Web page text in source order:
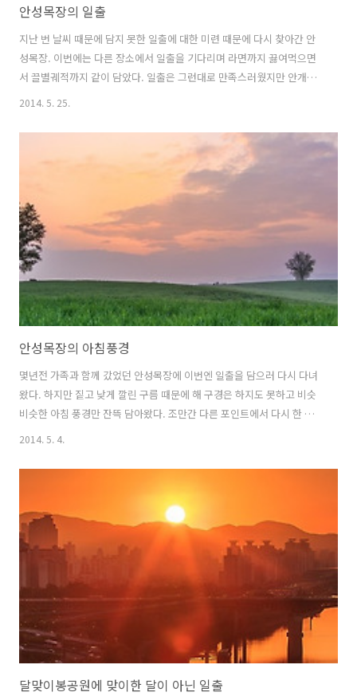
안성목장의 일출
지난 번 날씨 때문에 담지 못한 일출에 대한 미련 때문에 다시 찾아간 안
성목장. 이번에는 다른 장소에서 일출을 기다리며 라면까지 끓여먹으면
서 끌별궤적까지 같이 담았다. 일출은 그런대로 만족스러웠지만 안개가
빠진 일출은 무언가 빠진 듯한 느낌이었다. 내년을 다시 기약하는 수 밖
2014. 5. 25.
안성목장의 아침풍경
몇년전 가족과 함께 갔었던 안성목장에 이번엔 일출을 담으러 다시 다녀
왔다. 하지만 짙고 낮게 깔린 구름 때문에 해 구경은 하지도 못하고 비슷
비슷한 아침 풍경만 잔뜩 담아왔다. 조만간 다른 포인트에서 다시 한 번
도전할 계획이다.
2014. 5. 4.
달맞이봉공원에 맞이한 달이 아닌 일출